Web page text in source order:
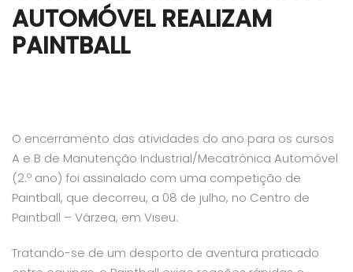
AUTOMÓVEL REALIZAM
PAINTBALL
O encerramento das atividades do ano para os cursos
A e B de Manutenção Industrial/Mecatrónica Automóvel
(2.º ano) foi assinalado com uma competição de
Paintball, que decorreu, a 08 de julho, no Centro de
Paintball – Várzea, em Viseu.
Tratando-se de um desporto de aventura praticado